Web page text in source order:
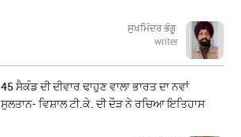
ਸੁਖਮਿੰਦਰ ਭੰਗੂ
writer
45 ਸੈਕੰਡ ਦੀ ਦੀਵਾਰ ਢਾਹੁਣ ਵਾਲਾ ਭਾਰਤ ਦਾ ਨਵਾਂ
ਸੁਲਤਾਨ- ਵਿਸ਼ਾਲ ਟੀ.ਕੇ. ਦੀ ਦੌੜ ਨੇ ਰਚਿਆ ਇਤਿਹਾਸ